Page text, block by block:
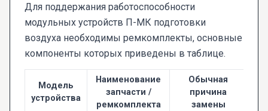
Для поддержания работоспособности
модульных устройств П-МК подготовки
воздуха необходимы ремкомплекты, основные
компоненты которых приведены в таблице.
Модель
устройства
Наименование
запчасти /
ремкомплекта
Обычная
причина
замены